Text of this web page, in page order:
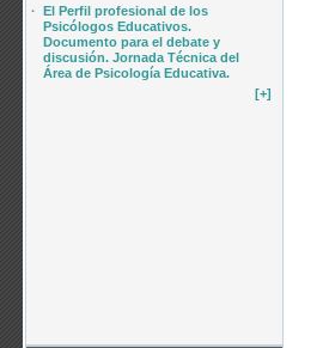
· El Perfil profesional de los
Psicólogos Educativos.
Documento para el debate y
discusión. Jornada Técnica del
Área de Psicología Educativa.
[+]